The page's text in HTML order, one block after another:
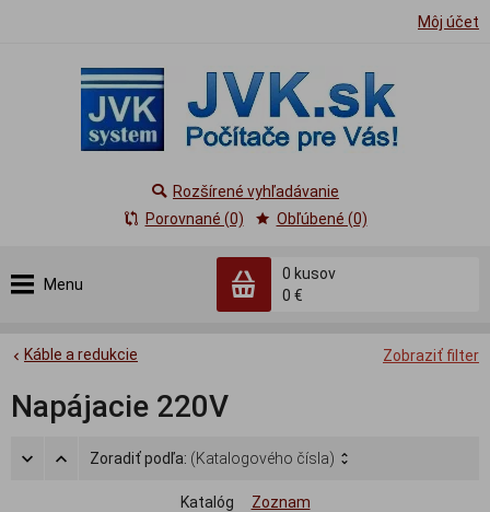
Môj účet
Menu
0 kusov
0 €
Rozšírené vyhľadávanie
Porovnané (0)
Obľúbené (0)
Zobraziť filter
Káble a redukcie
Napájacie 220V
Zoradiť podľa: (Katalogového čísla)
Katalóg Zoznam